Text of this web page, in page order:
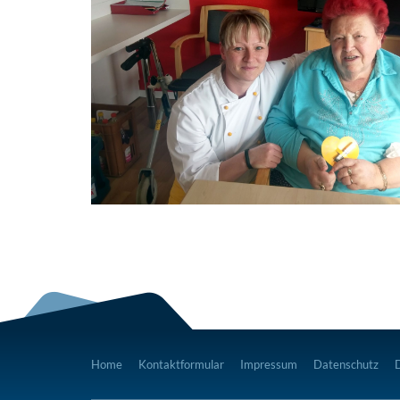
Home Kontaktformular Impressum Datenschutz